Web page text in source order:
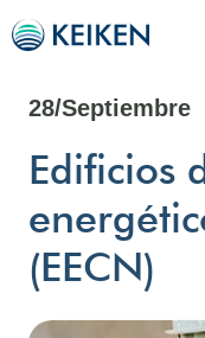
28/Septiembre
Edificios
(EECN)